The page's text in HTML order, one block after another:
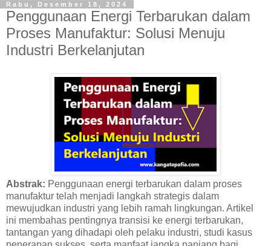
Rabu, Desember 18, 2024
Penggunaan Energi Terbarukan dalam
Proses Manufaktur: Solusi Menuju
Industri Berkelanjutan
Abstrak: Penggunaan energi terbarukan dalam proses
manufaktur telah menjadi langkah strategis dalam
mewujudkan industri yang lebih ramah lingkungan. Artikel
ini membahas pentingnya transisi ke energi terbarukan,
tantangan yang dihadapi oleh pelaku industri, studi kasus